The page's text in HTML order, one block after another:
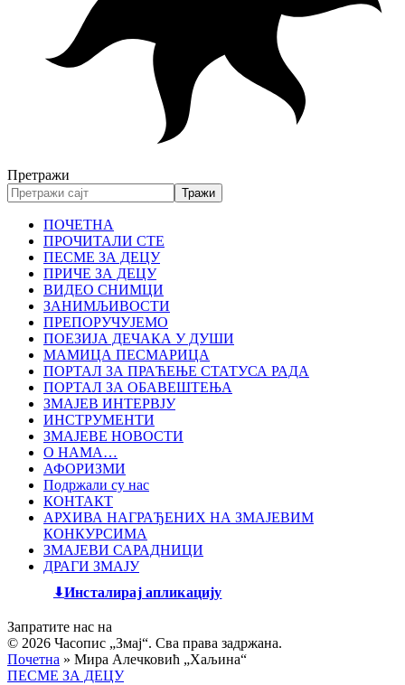
Претражи
ПОЧЕТНА
ПРОЧИТАЛИ СТЕ
ПЕСМЕ ЗА ДЕЦУ
ПРИЧЕ ЗА ДЕЦУ
ВИДЕО СНИМЦИ
ЗАНИМЉИВОСТИ
ПРЕПОРУЧУЈЕМО
ПОЕЗИЈА ДЕЧАКА У ДУШИ
МАМИЦА ПЕСМАРИЦА
ПОРТАЛ ЗА ПРАЋЕЊЕ СТАТУСА РАДА
ПОРТАЛ ЗА ОБАВЕШТЕЊА
ЗМАЈЕВ ИНТЕРВЈУ
ИНСТРУМЕНТИ
ЗМАЈЕВЕ НОВОСТИ
О НАМА…
АФОРИЗМИ
Подржали су нас
КОНТАКТ
АРХИВА НАГРАЂЕНИХ НА ЗМАЈЕВИМ
КОНКУРСИМА
ЗМАЈЕВИ САРАДНИЦИ
ДРАГИ ЗМАЈУ
Инсталирај апликацију
Запратите нас на
© 2026 Часопис „Змај“. Сва права задржана.
Почетна » Мира Алечковић „Хаљина“
ПЕСМЕ ЗА ДЕЦУ